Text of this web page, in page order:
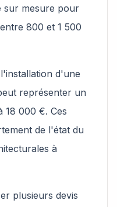
sur mesure pour
800 et 1 500
d'une
représenter un
18 000 €. Ces
de l'état du
à
plusieurs devis